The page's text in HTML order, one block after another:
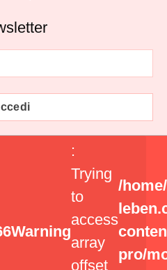
Warning
:
Trying
to
access
array
offset
/
pro/